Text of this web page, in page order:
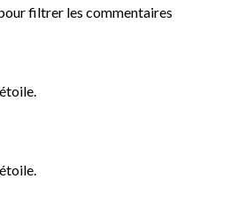
filtrer les commentaires